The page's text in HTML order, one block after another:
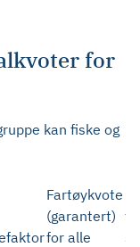
for
kan fiske og
Fartøykvote
(garantert)
for alle